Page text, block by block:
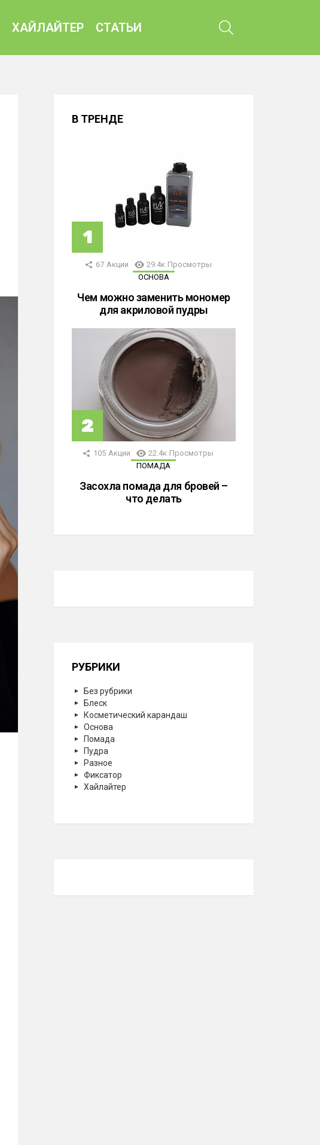
ХАЙЛАЙТЕР СТАТЬИ
В ТРЕНДЕ
67 Акции 29.4к Просмотры
ОСНОВА
Чем можно заменить мономер
для акриловой пудры
105 Акции 22.4к Просмотры
ПОМАДА
Засохла помада для бровей –
что делать
РУБРИКИ
Без рубрики
Блеск
Косметический карандаш
Основа
Помада
Пудра
Разное
Фиксатор
Хайлайтер